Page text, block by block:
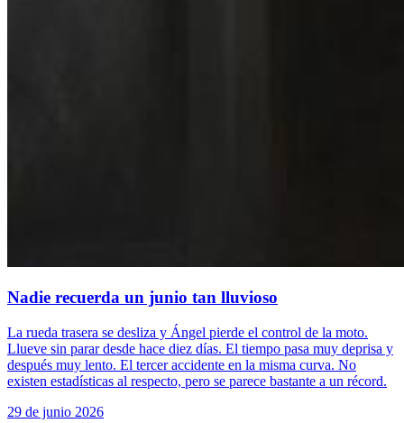
Nadie recuerda un junio tan lluvioso
La rueda trasera se desliza y Ángel pierde el control de la moto.
Llueve sin parar desde hace diez días. El tiempo pasa muy deprisa y
después muy lento. El tercer accidente en la misma curva. No
existen estadísticas al respecto, pero se parece bastante a un récord.
29 de junio 2026